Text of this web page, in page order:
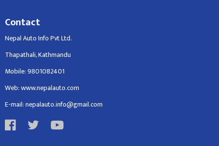
Contact
Nepal Auto Info Pvt Ltd.
Thapathali, Kathmandu
Mobile: 9801082401
Web: www.nepalauto.com
E-mail: nepalauto.info@gmail.com